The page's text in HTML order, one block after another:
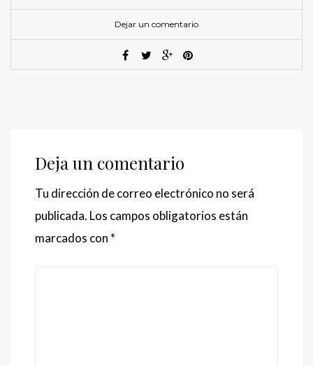
Dejar un comentario
Deja un comentario
Tu dirección de correo electrónico no será
publicada. Los campos obligatorios están
marcados con *